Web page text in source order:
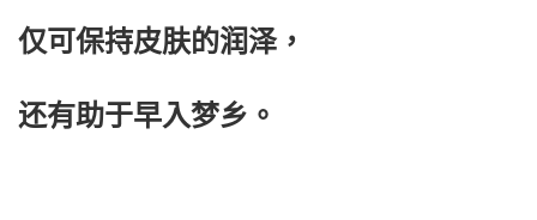
仅可保持皮肤的润泽，
还有助于早入梦乡。